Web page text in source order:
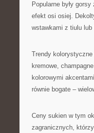
Popularne były
efekt osi osiej.
wstawkami z tiulu lub
Trendy kolorystyczne
kremowe,
kolorowymi
równie bogate –
Ceny sukien w tym
zagranicznych,